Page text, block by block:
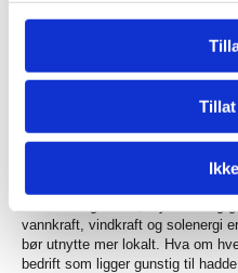
naturressurser. Produksjon av
til lokale bygg, lokal mat
ordfører ville vi jobba for å få
skulle jobbet kun med fornybar
sju grunneiere som i 2006 bygde
som produserer strøm ved hjelp
husstander pr. år. Viser at det er
vannkraft, vindkraft og solenergi
bør utnytte mer lokalt. Hva om
bedrift som ligger gunstig til